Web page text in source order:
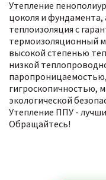
Утепление
цоколя и фундамента,
теплоизоляция с
термоизоляционный
высокой степенью
низкой
гигроскопичностью,
экологической
Утепление ППУ -
Обращайтесь!